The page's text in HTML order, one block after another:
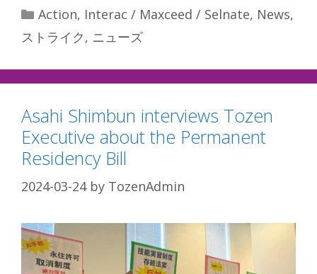
Categories
Action, Interac / Maxceed / Selnate, News,
ストライク, ニューズ
Asahi Shimbun interviews Tozen
Executive about the Permanent
Residency Bill
2024-03-24 by TozenAdmin